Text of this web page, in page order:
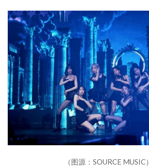
（图源：SOURCE MUSIC）